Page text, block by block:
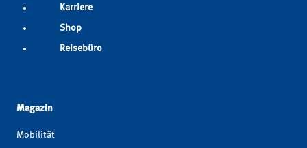
Karriere
Shop
Reisebüro
Magazin
Mobilität